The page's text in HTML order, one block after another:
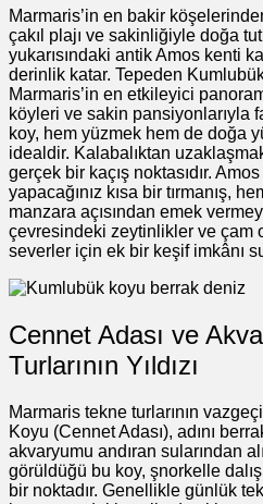
Marmaris’in en bakir
çakıl plajı ve sakinliğiyle doğa
yukarısındaki antik Amos kenti
derinlik katar. Tepeden
Marmaris’in en etkileyici
köyleri ve sakin pansiyonlarıyla
koy, hem yüzmek hem de doğa
idealdir. Kalabalıktan
gerçek bir kaçış noktasıdır.
yapacağınız kısa bir tırmanış,
manzara açısından emek
çevresindeki zeytinlikler ve çam
severler için ek bir keşif imkânı
Cennet Adası ve
Turlarının Yıldızı
Marmaris tekne turlarının
Koyu (Cennet Adası), adını
akvaryumu andıran sularından
görüldüğü bu koy, şnorkelle
bir noktadır. Genellikle günlük